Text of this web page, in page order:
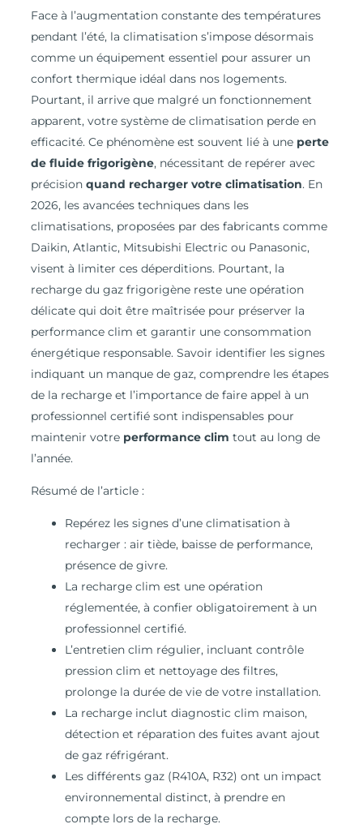
Face à l’augmentation constante des températures
pendant l’été, la climatisation s’impose désormais
comme un équipement essentiel pour assurer un
confort thermique idéal dans nos logements.
Pourtant, il arrive que malgré un fonctionnement
apparent, votre système de climatisation perde en
efficacité. Ce phénomène est souvent lié à une perte
de fluide frigorigène, nécessitant de repérer avec
précision quand recharger votre climatisation. En
2026, les avancées techniques dans les
climatisations, proposées par des fabricants comme
Daikin, Atlantic, Mitsubishi Electric ou Panasonic,
visent à limiter ces déperditions. Pourtant, la
recharge du gaz frigorigène reste une opération
délicate qui doit être maîtrisée pour préserver la
performance clim et garantir une consommation
énergétique responsable. Savoir identifier les signes
indiquant un manque de gaz, comprendre les étapes
de la recharge et l’importance de faire appel à un
professionnel certifié sont indispensables pour
maintenir votre performance clim tout au long de
l’année.
Résumé de l’article :
Repérez les signes d’une climatisation à
recharger : air tiède, baisse de performance,
présence de givre.
La recharge clim est une opération
réglementée, à confier obligatoirement à un
professionnel certifié.
L’entretien clim régulier, incluant contrôle
pression clim et nettoyage des filtres,
prolonge la durée de vie de votre installation.
La recharge inclut diagnostic clim maison,
détection et réparation des fuites avant ajout
de gaz réfrigérant.
Les différents gaz (R410A, R32) ont un impact
environnemental distinct, à prendre en
compte lors de la recharge.